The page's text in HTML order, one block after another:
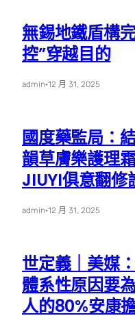
無錫地鐵盾構
控”穿越目的
admin·12 月 31, 2025
國度藥監局：
韻草膚樂護理
JIUYI俱意翻修
admin·12 月 31, 2025
世定義｜美媒
體系性原因要
人的80%安康